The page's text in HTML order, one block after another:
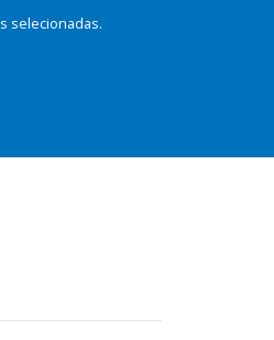
selecionadas.